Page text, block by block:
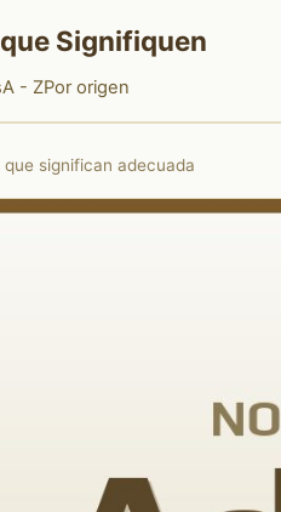
Signifiquen
A - ZPor origen
que significan adecuada